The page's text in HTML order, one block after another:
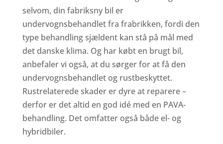
selvom, din fabriksny bil er
undervognsbehandlet fra frabrikken, fordi den
type behandling sjældent kan stå på mål med
det danske klima. Og har købt en brugt bil,
anbefaler vi også, at du sørger for at få den
undervognsbehandlet og rustbeskyttet.
Rustrelaterede skader er dyre at reparere –
derfor er det altid en god idé med en PAVA-
behandling. Det omfatter også både el- og
hybridbiler.